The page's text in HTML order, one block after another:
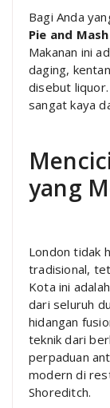
Bagi Anda
Pie and Mash
Makanan ini
daging,
disebut
sangat kaya
yang
London tidak
tradisional,
Kota ini
dari seluruh
hidangan
teknik dari
perpaduan
modern di
Shoreditch.